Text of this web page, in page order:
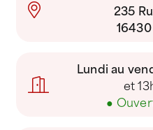
235
Lundi au
et
●